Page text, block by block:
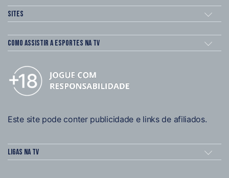
Sites
Como assistir a esportes na TV
Este site pode conter publicidade e links de afiliados.
Ligas na TV